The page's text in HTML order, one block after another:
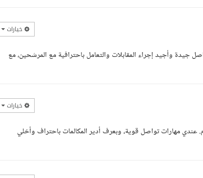
خيارات
جيدة وأجيد إجراء المقابلات والتعامل باحترافية مع المرشحين، مع
خيارات
عندي مهارات تواصل قوية، وبعرف أدير المكالمات باحتراف وأخلي